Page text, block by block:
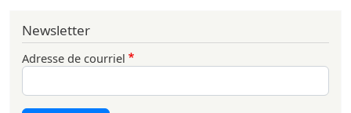
Newsletter
Adresse de courriel